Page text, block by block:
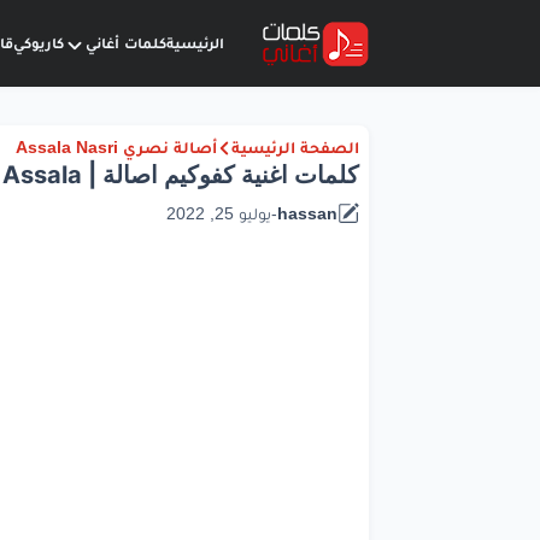
الرئيسيةكلمات أغاني كاريوكي
الصفحة الرئيسية أصالة نصري Assala Nasri
كلمات اغنية كفوكيم اصالة | Assala
hassan
-يوليو 25, 2022